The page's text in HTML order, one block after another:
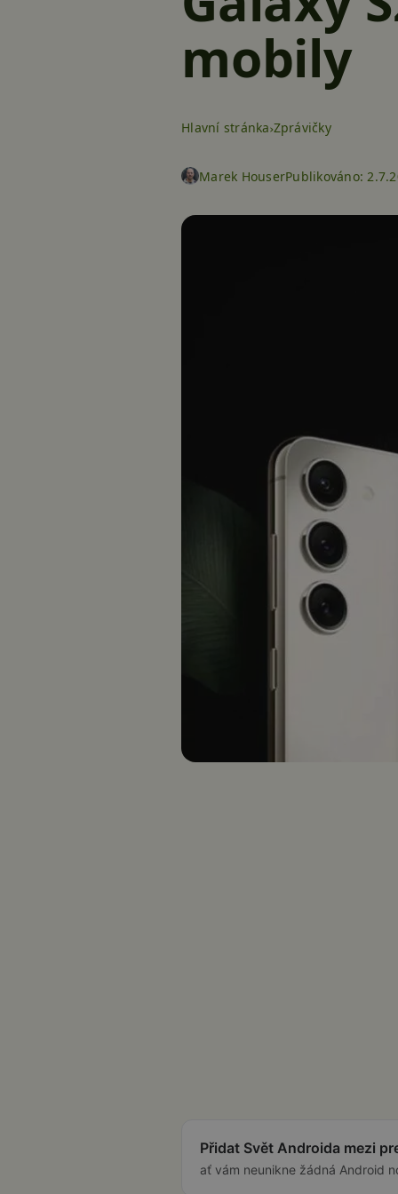
mobily
Hlavní stránka Zprávičky
Marek HouserPublikováno:
Přidat Svět Androida mezi
ať vám neunikne žádná Android